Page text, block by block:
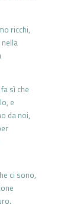
ricchi,
sì che
e
da noi,
ci sono,